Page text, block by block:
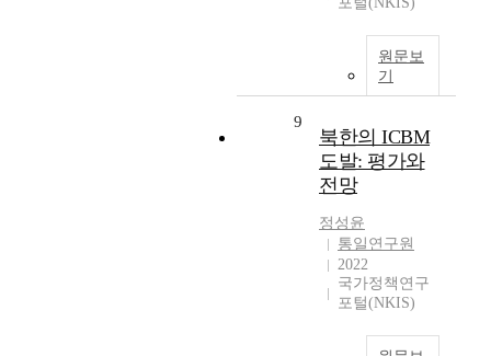
원문보
기
9
북한의 ICBM
도발: 평가와
전망
정성윤
통일연구원
2022
국가정책연구
포털(NKIS)